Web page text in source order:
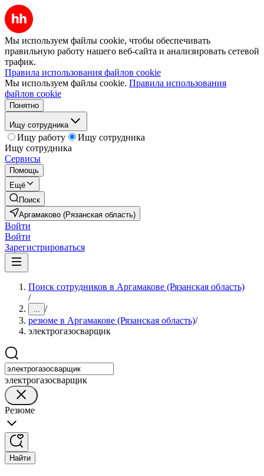
Мы используем файлы cookie, чтобы обеспечивать
правильную работу нашего веб-сайта и анализировать сетевой
трафик.
Правила использования файлов cookie
Мы используем файлы cookie. Правила использования
файлов cookie
Понятно
Ищу сотрудника
Ищу работу
Ищу сотрудника
Ищу сотрудника
Сервисы
Помощь
Ещё
Поиск
Аргамаково (Рязанская область)
Войти
Войти
Зарегистрироваться
Поиск сотрудников в Аргамакове (Рязанская область)
/
... /
резюме в Аргамакове (Рязанская область)/
электрогазосварщик
электрогазосварщик
Резюме
Найти